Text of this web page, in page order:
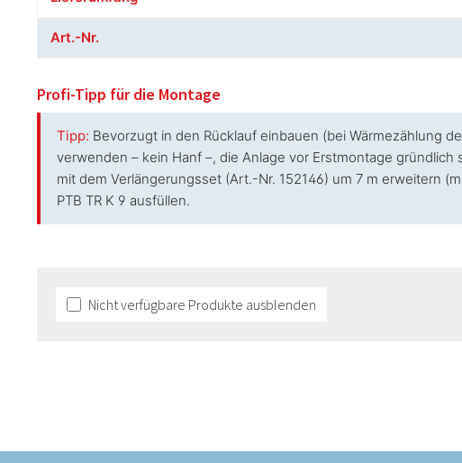
Art.-Nr.
Profi-Tipp für die Montage
Tipp: Bevorzugt in den Rücklauf einbauen (bei Wärmezählung
verwenden – kein Hanf –, die Anlage vor Erstmontage
mit dem Verlängerungsset (Art.-Nr. 152146) um 7 m erweitern
PTB TR K 9 ausfüllen.
Nicht verfügbare Produkte ausblenden